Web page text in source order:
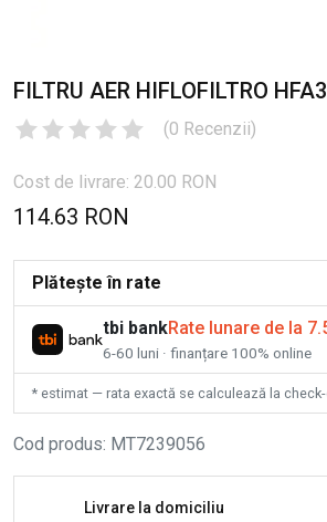
FILTRU AER HIFLOFILTRO
(0 Recenzii)
Cost de livrare: 20.00 RON
114.63 RON
Plătește în rate
tbi bankRate lunare de la
6-60 luni · finanțare 100% online
* estimat — rata exactă se calculează la
Cod produs: MT7239056
Livrare la domiciliu